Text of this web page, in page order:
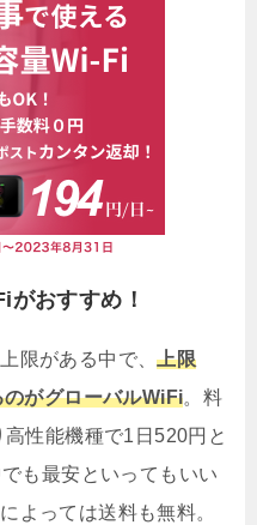
おすすめ！
限がある中で、上限
がグローバルWiFi。料
性能機種で1日520円と
も最安といってもいい
よっては送料も無料。